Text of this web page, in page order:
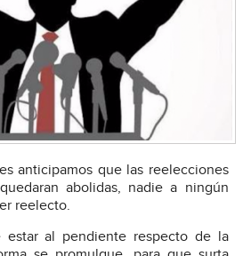
anticipamos que las reelecciones
abolidas, nadie a ningún
reelecto.
estar al pendiente respecto de la